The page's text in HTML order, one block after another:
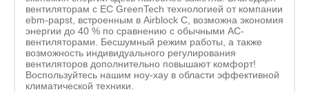
вентиляторам с ЕС GreenTech технологией от компании
ebm-papst, встроенным в Airblock C, возможна экономия
энергии до 40 % по сравнению с обычными AC-
вентиляторами. Бесшумный режим работы, а также
возможность индивидуального регулирования
вентиляторов дополнительно повышают комфорт!
Воспользуйтесь нашим ноу-хау в области эффективной
климатической техники.